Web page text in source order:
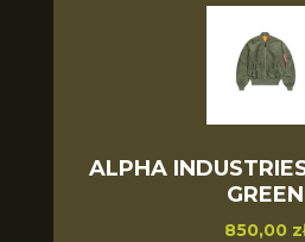
ALPHA
GREEN
850,00